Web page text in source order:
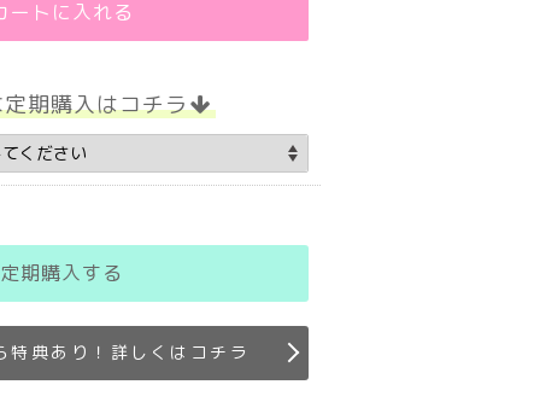
ートに入れる
期購入はコチラ
定期購入する
特典あり！詳しくはコチラ